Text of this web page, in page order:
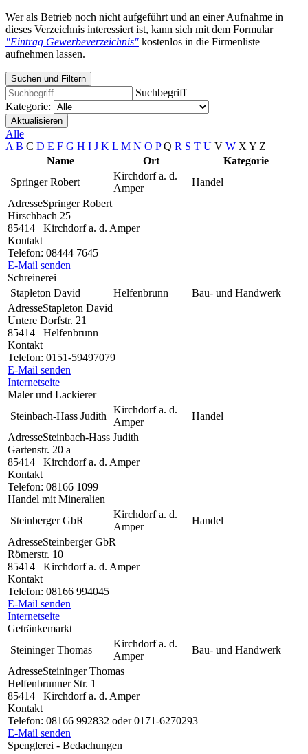
Wer als Betrieb noch nicht aufgeführt und an einer Aufnahme in
dieses Verzeichnis interessiert ist, kann sich mit dem Formular
"Eintrag Gewerbeverzeichnis" kostenlos in die Firmenliste
aufnehmen lassen.
Suchen und Filtern
Suchbegriff
Kategorie:
Aktualisieren
Alle
A B C D E F G H I J K L M N O P Q R S T U V W XY Z
Name
Ort
Kategorie
Springer Robert
Kirchdorf a. d.
Amper
Handel
AdresseSpringer Robert
Hirschbach 25
85414
Kirchdorf a. d. Amper
Kontakt
Telefon: 08444 7645
E-Mail senden
Schreinerei
Stapleton David
Helfenbrunn
Bau- und Handwerk
AdresseStapleton David
Untere Dorfstr. 21
85414
Helfenbrunn
Kontakt
Telefon: 0151-59497079
E-Mail senden
Internetseite
Maler und Lackierer
Steinbach-Hass Judith
Kirchdorf a. d.
Amper
Handel
AdresseSteinbach-Hass Judith
Gartenstr. 20 a
85414
Kirchdorf a. d. Amper
Kontakt
Telefon: 08166 1099
Handel mit Mineralien
Steinberger GbR
Kirchdorf a. d.
Amper
Handel
AdresseSteinberger GbR
Römerstr. 10
85414
Kirchdorf a. d. Amper
Kontakt
Telefon: 08166 994045
E-Mail senden
Internetseite
Getränkemarkt
Steininger Thomas
Kirchdorf a. d.
Amper
Bau- und Handwerk
AdresseSteininger Thomas
Helfenbrunner Str. 1
85414
Kirchdorf a. d. Amper
Kontakt
Telefon: 08166 992832 oder 0171-6270293
E-Mail senden
Spenglerei - Bedachungen